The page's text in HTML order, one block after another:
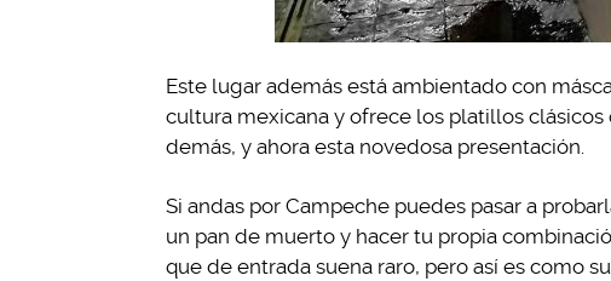
Este lugar además está ambientado con
cultura mexicana y ofrece los platillos
demás, y ahora esta novedosa presentación.
Si andas por Campeche puedes pasar a
un pan de muerto y hacer tu propia
que de entrada suena raro, pero así es como